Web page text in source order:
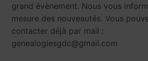
grand évènement. Nous vous
mesure des nouveautés. Vous
contacter déjà par mail :
genealogiesgdc@gmail.com